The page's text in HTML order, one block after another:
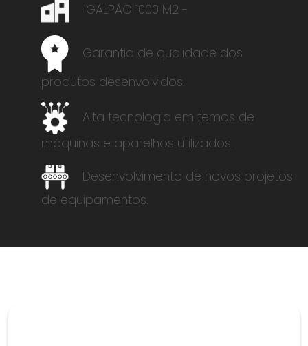
GALPÃO 1000 M2 -
Garantia de qualidade dos
produtos desenvolvidos.
Alta tecnologia em temos de
máquinas e aparelhos utilizados.
Desenvolvimento de novos projetos
de equipamentos.